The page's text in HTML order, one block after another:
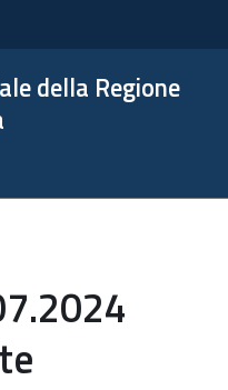
della Regione